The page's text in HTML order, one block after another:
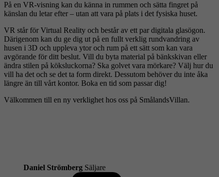
På en VR-visning kan du känna in rummen och sätta fingret på
känslan du letar efter – utan att vara på plats i det fysiska huset.
VR står för Virtual Reality och består av ett par digitala glasögon.
Därigenom kan du ge dig ut på en fullt verklig rundvandring av
husen i 3D och uppleva ytor och rum på ett sätt som kan vara
avgörande för ditt beslut. Vill du byta material på bänkskivan eller
ändra stilen på köksluckorna? Ska golvet vara mörkare? Välj hur du
vill ha det och se det ta form direkt. Dessutom behöver du inte åka
längre än till vårt kontor. Boka en tid som passar dig!
Välkommen till en ny verklighet hos oss på SmålandsVillan.
Daniel Strömberg Säljare